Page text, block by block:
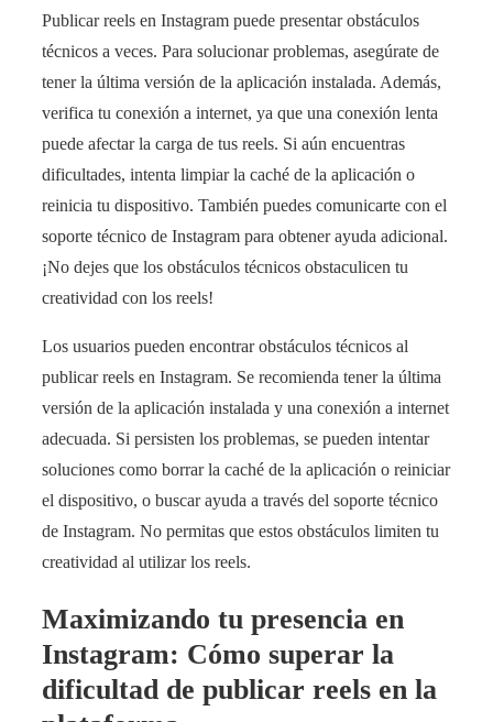
Publicar reels en Instagram puede presentar obstáculos
técnicos a veces. Para solucionar problemas, asegúrate de
tener la última versión de la aplicación instalada. Además,
verifica tu conexión a internet, ya que una conexión lenta
puede afectar la carga de tus reels. Si aún encuentras
dificultades, intenta limpiar la caché de la aplicación o
reinicia tu dispositivo. También puedes comunicarte con el
soporte técnico de Instagram para obtener ayuda adicional.
¡No dejes que los obstáculos técnicos obstaculicen tu
creatividad con los reels!
Los usuarios pueden encontrar obstáculos técnicos al
publicar reels en Instagram. Se recomienda tener la última
versión de la aplicación instalada y una conexión a internet
adecuada. Si persisten los problemas, se pueden intentar
soluciones como borrar la caché de la aplicación o reiniciar
el dispositivo, o buscar ayuda a través del soporte técnico
de Instagram. No permitas que estos obstáculos limiten tu
creatividad al utilizar los reels.
Maximizando tu presencia en
Instagram: Cómo superar la
dificultad de publicar reels en la